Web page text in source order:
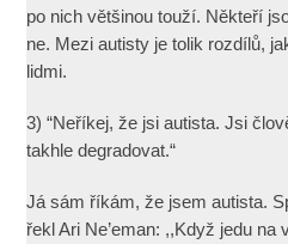
po nich většinou touží. Někteří
ne. Mezi autisty je tolik rozdílů,
lidmi.
3) “Neříkej, že jsi autista. Jsi
takhle degradovat.“
Já sám říkám, že jsem autista.
řekl Ari Ne’eman: ,,Když jedu